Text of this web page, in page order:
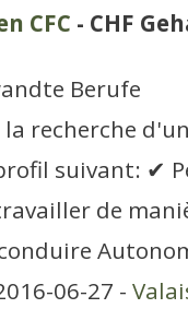
CFC - CHF
Berufe
la recherche
suivant: ✔
de
06-27 -